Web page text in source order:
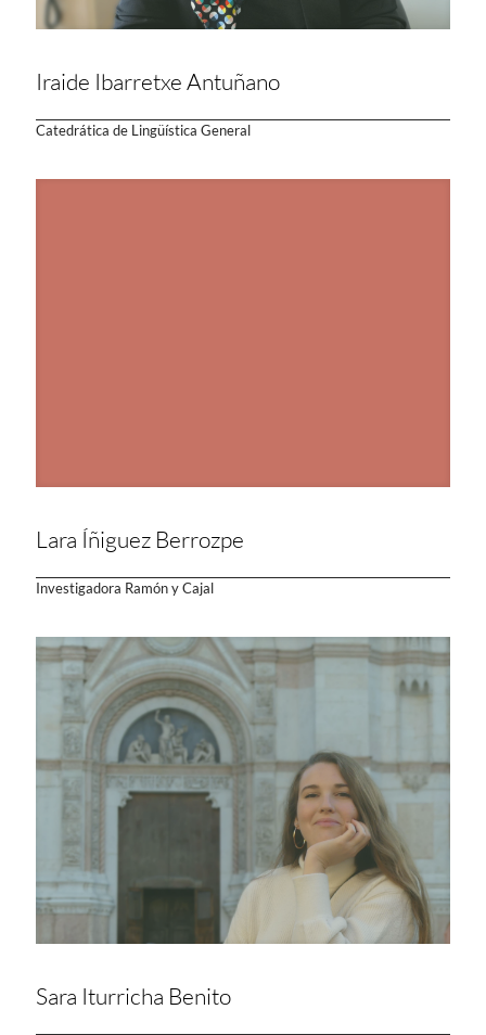
Iraide Ibarretxe Antuñano
Catedrática de Lingüística General
Lara Íñiguez Berrozpe
Investigadora Ramón y Cajal
Sara Iturricha Benito